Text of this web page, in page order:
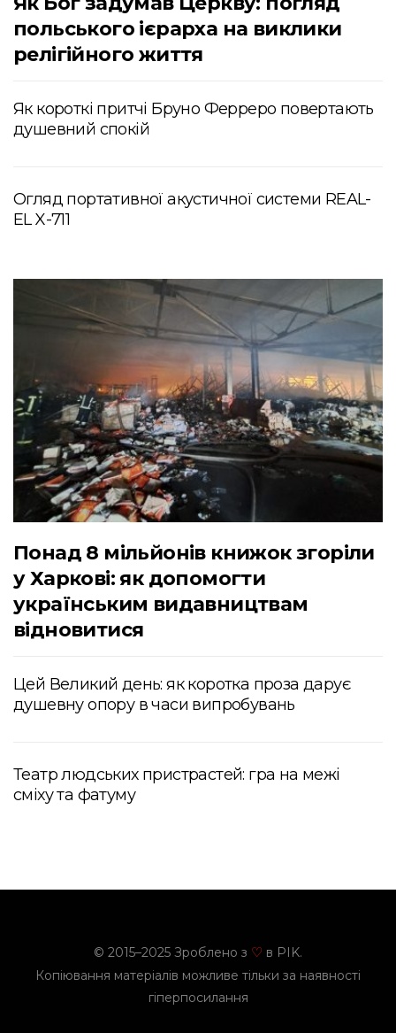
польського ієрарха на виклики
релігійного життя
Як короткі притчі Бруно Ферреро повертають
душевний спокій
Огляд портативної акустичної системи REAL-
EL X-711
Понад 8 мільйонів книжок згоріли
у Харкові: як допомогти
українським видавництвам
відновитися
Цей Великий день: як коротка проза дарує
душевну опору в часи випробувань
Театр людських пристрастей: гра на межі
сміху та фатуму
© 2015–2025 Зроблено з ♡ в PIK.
Копіювання матеріалів можливе тільки за наявності
гіперпосилання